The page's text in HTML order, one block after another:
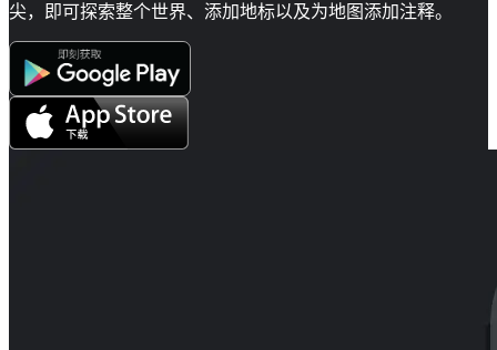
尖，即可探索整个世界、添加地标以及为地图添加注释。